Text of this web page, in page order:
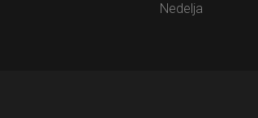
Nedelja